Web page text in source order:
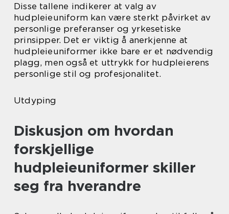
Disse tallene indikerer at valg av
hudpleieuniform kan være sterkt påvirket av
personlige preferanser og yrkesetiske
prinsipper. Det er viktig å anerkjenne at
hudpleieuniformer ikke bare er et nødvendig
plagg, men også et uttrykk for hudpleierens
personlige stil og profesjonalitet.
Utdyping
Diskusjon om hvordan
forskjellige
hudpleieuniformer skiller
seg fra hverandre